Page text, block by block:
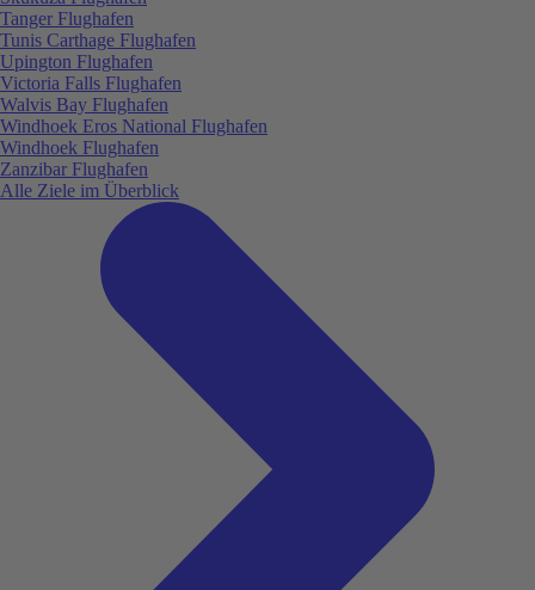
Tanger Flughafen
Tunis Carthage Flughafen
Upington Flughafen
Victoria Falls Flughafen
Walvis Bay Flughafen
Windhoek Eros National Flughafen
Windhoek Flughafen
Zanzibar Flughafen
Alle Ziele im Überblick